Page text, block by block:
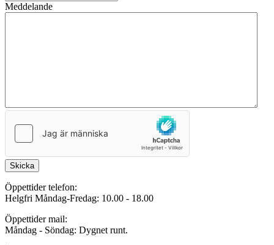
Meddelande
Skicka
Öppettider telefon:
Helgfri Måndag-Fredag: 10.00 - 18.00
Öppettider mail:
Måndag - Söndag: Dygnet runt.